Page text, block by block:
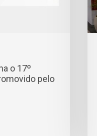
o 17º
pelo